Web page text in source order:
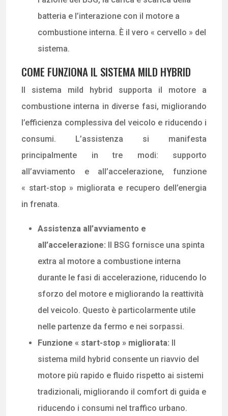
batteria e l’interazione con il motore a
combustione interna. È il vero « cervello » del
sistema.
COME FUNZIONA IL SISTEMA MILD HYBRID
Il sistema mild hybrid supporta il motore a
combustione interna in diverse fasi, migliorando
l’efficienza complessiva del veicolo e riducendo i
consumi. L’assistenza si manifesta
principalmente in tre modi: supporto
all’avviamento e all’accelerazione, funzione
« start-stop » migliorata e recupero dell’energia
in frenata.
Assistenza all’avviamento e
all’accelerazione: Il BSG fornisce una spinta
extra al motore a combustione interna
durante le fasi di accelerazione, riducendo lo
sforzo del motore e migliorando la reattività
del veicolo. Questo è particolarmente utile
nelle partenze da fermo e nei sorpassi.
Funzione « start-stop » migliorata: Il
sistema mild hybrid consente un riavvio del
motore più rapido e fluido rispetto ai sistemi
tradizionali, migliorando il comfort di guida e
riducendo i consumi nel traffico urbano.